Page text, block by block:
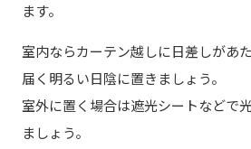
ます。
室内ならカーテン越しに日差しがあ
届く明るい日陰に置きましょう。
室外に置く場合は遮光シートなどで
ましょう。